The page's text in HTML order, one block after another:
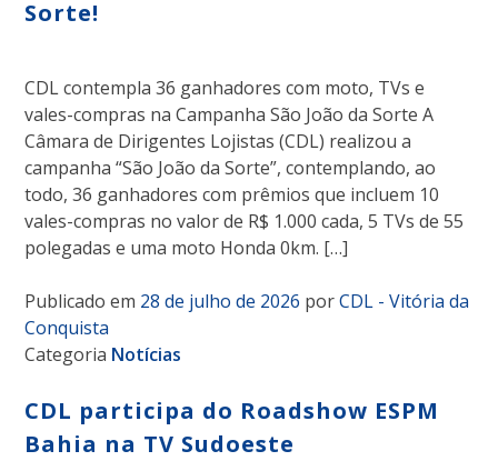
Sorte!
CDL contempla 36 ganhadores com moto, TVs e
vales-compras na Campanha São João da Sorte A
Câmara de Dirigentes Lojistas (CDL) realizou a
campanha “São João da Sorte”, contemplando, ao
todo, 36 ganhadores com prêmios que incluem 10
vales-compras no valor de R$ 1.000 cada, 5 TVs de 55
polegadas e uma moto Honda 0km. […]
Publicado em 28 de julho de 2026 porCDL - Vitória da
Conquista
Categoria Notícias
CDL participa do Roadshow ESPM
Bahia na TV Sudoeste